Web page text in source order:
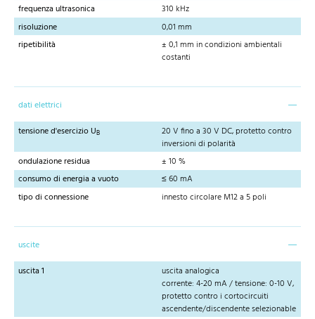
frequenza ultrasonica
310 kHz
risoluzione
0,01 mm
ripetibilità
± 0,1 mm in condizioni ambientali
costanti
dati elettrici
tensione d'esercizio UB
20 V fino a 30 V DC, protetto contro
inversioni di polarità
ondulazione residua
± 10 %
consumo di energia a vuoto
≤ 60 mA
tipo di connessione
innesto circolare M12 a 5 poli
uscite
uscita 1
uscita analogica
corrente: 4-20 mA / tensione: 0-10 V,
protetto contro i cortocircuiti
ascendente/discendente selezionable